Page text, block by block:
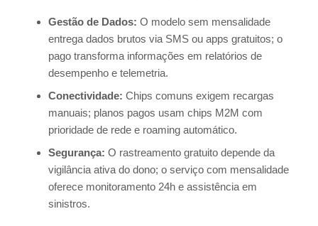
Gestão de Dados: O modelo sem mensalidade
entrega dados brutos via SMS ou apps gratuitos; o
pago transforma informações em relatórios de
desempenho e telemetria.
Conectividade: Chips comuns exigem recargas
manuais; planos pagos usam chips M2M com
prioridade de rede e roaming automático.
Segurança: O rastreamento gratuito depende da
vigilância ativa do dono; o serviço com mensalidade
oferece monitoramento 24h e assistência em
sinistros.